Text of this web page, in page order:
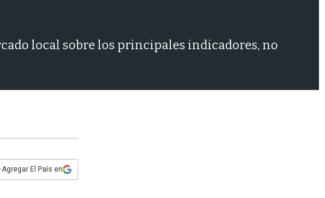
local sobre los principales indicadores, no
Agregar El País en